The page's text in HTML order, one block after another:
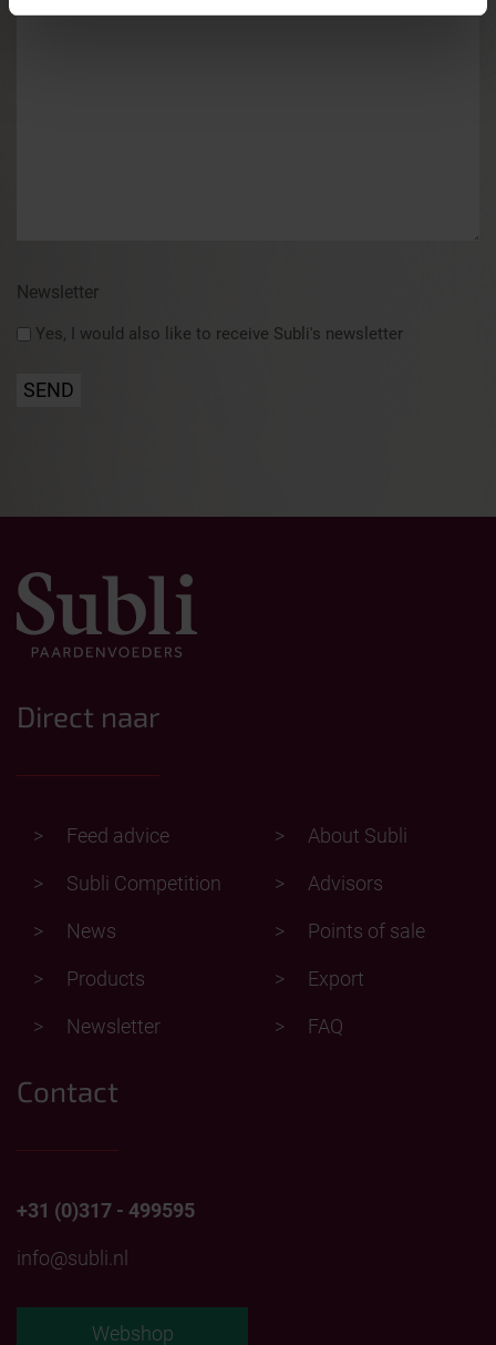
Newsletter
Yes, I would also like to receive Subli's newsletter
SEND
Direct naar
Feed advice
Subli Competition
News
Products
Newsletter
About Subli
Advisors
Points of sale
Export
FAQ
Contact
+31 (0)317 - 499595
info@subli.nl
Webshop